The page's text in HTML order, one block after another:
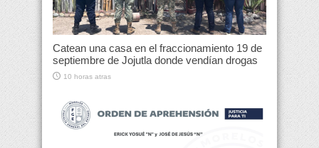
Catean una casa en el fraccionamiento 19 de
septiembre de Jojutla donde vendían drogas
10 horas atras